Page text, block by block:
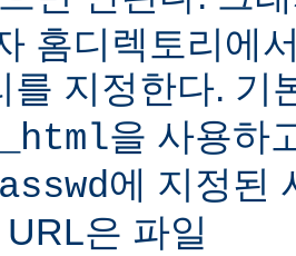
홈디렉토리에
를 지정한다. 기
을 사용하
에 지정된
은 파일